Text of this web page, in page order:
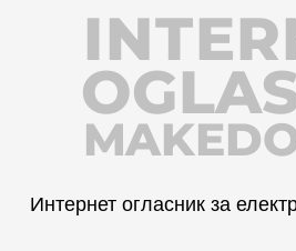
Интернет огласник за